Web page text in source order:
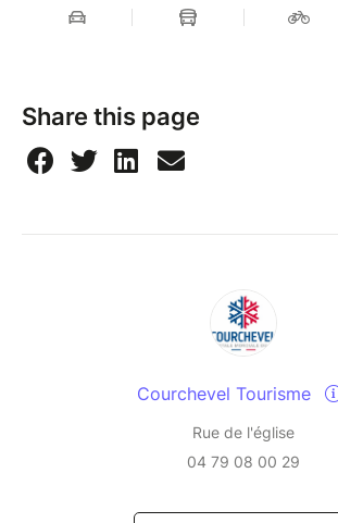
Share this page
Courchevel Tourisme
Rue de l'église
04 79 08 00 29